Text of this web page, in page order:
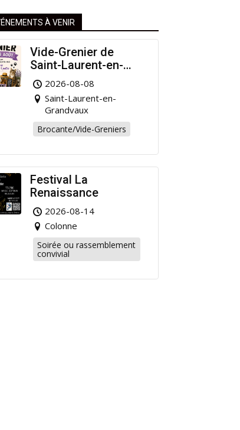
À VENIR
Vide-Grenier de
Saint-Laurent-en-
Grandvaux : Venez
chiner pour la bonne
cause !
2026-08-08
Saint-Laurent-en-
Grandvaux
Brocante/Vide-Greniers
Festival La
Renaissance
2026-08-14
Colonne
Soirée ou rassemblement
convivial